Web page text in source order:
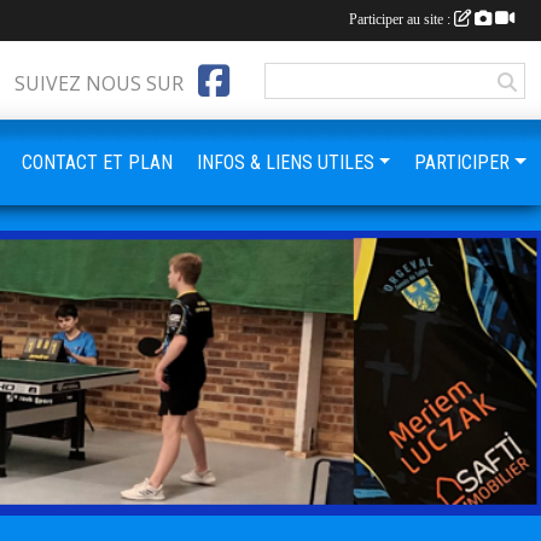
SUIVEZ NOUS SUR
CONTACT ET PLAN INFOS & LIENS UTILES PARTICIPER
Participer au site :